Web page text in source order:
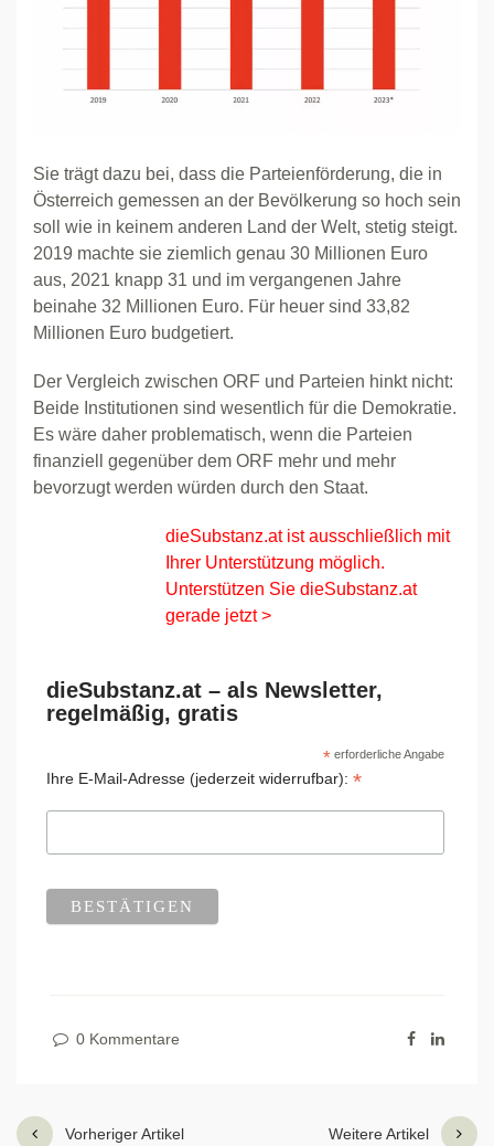
Sie trägt dazu bei, dass die Parteienförderung, die in
Österreich gemessen an der Bevölkerung so hoch sein
soll wie in keinem anderen Land der Welt, stetig steigt.
2019 machte sie ziemlich genau 30 Millionen Euro
aus, 2021 knapp 31 und im vergangenen Jahre
beinahe 32 Millionen Euro. Für heuer sind 33,82
Millionen Euro budgetiert.
Der Vergleich zwischen ORF und Parteien hinkt nicht:
Beide Institutionen sind wesentlich für die Demokratie.
Es wäre daher problematisch, wenn die Parteien
finanziell gegenüber dem ORF mehr und mehr
bevorzugt werden würden durch den Staat.
dieSubstanz.at ist ausschließlich mit
Ihrer Unterstützung möglich.
Unterstützen Sie dieSubstanz.at
gerade jetzt >
dieSubstanz.at – als Newsletter,
regelmäßig, gratis
*erforderliche Angabe
Ihre E-Mail-Adresse (jederzeit widerrufbar): *
0 Kommentare
Vorheriger Artikel Weitere Artikel